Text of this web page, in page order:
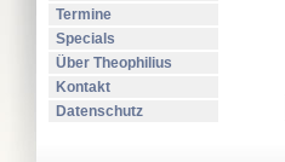
Termine
Specials
Über Theophilius
Kontakt
Datenschutz